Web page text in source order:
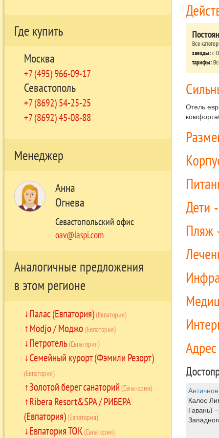
Где купить
Москва
+7 (495) 966-09-17
Севастополь
+7 (8692) 54-25-25
+7 (8692) 45-08-88
Менеджер
Анна
Огнева
Севастопольский офис
oav@laspi.com
Аналогичные предложения
в этом регионе
Палас (Евпатория)(Евпатория)
Modjo / Моджо (Евпатория)
Петротель(Евпатория)
Семейный курорт (Фэмили Резорт)
(Евпатория)
Золотой берег санаторий (Евпатория)
Ribera Resort&SPA / РИБЕРА
(Евпатория)(Евпатория)
Евпатория ТОК(Евпатория)
Все
заезды:c
тарифы:
Отель
Дети
Пляж
Адрес
Калос
Гавань)